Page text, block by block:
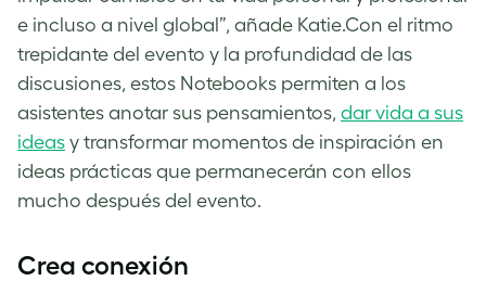
e incluso a nivel global”, añade Katie.Con el ritmo
trepidante del evento y la profundidad de las
discusiones, estos Notebooks permiten a los
asistentes anotar sus pensamientos, dar vida a sus
ideas y transformar momentos de inspiración en
ideas prácticas que permanecerán con ellos
mucho después del evento.
Crea conexión